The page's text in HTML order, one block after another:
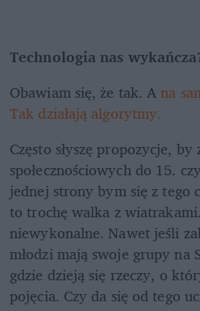
Technologia nas
Obawiam się, że tak. A na
Tak działają algorytmy.
Często słyszę propozycje,
społecznościowych do 15.
jednej strony bym się z tego
to trochę walka z
niewykonalne. Nawet jeśli
młodzi mają swoje grupy na
gdzie dzieją się rzeczy, o
pojęcia. Czy da się od tego